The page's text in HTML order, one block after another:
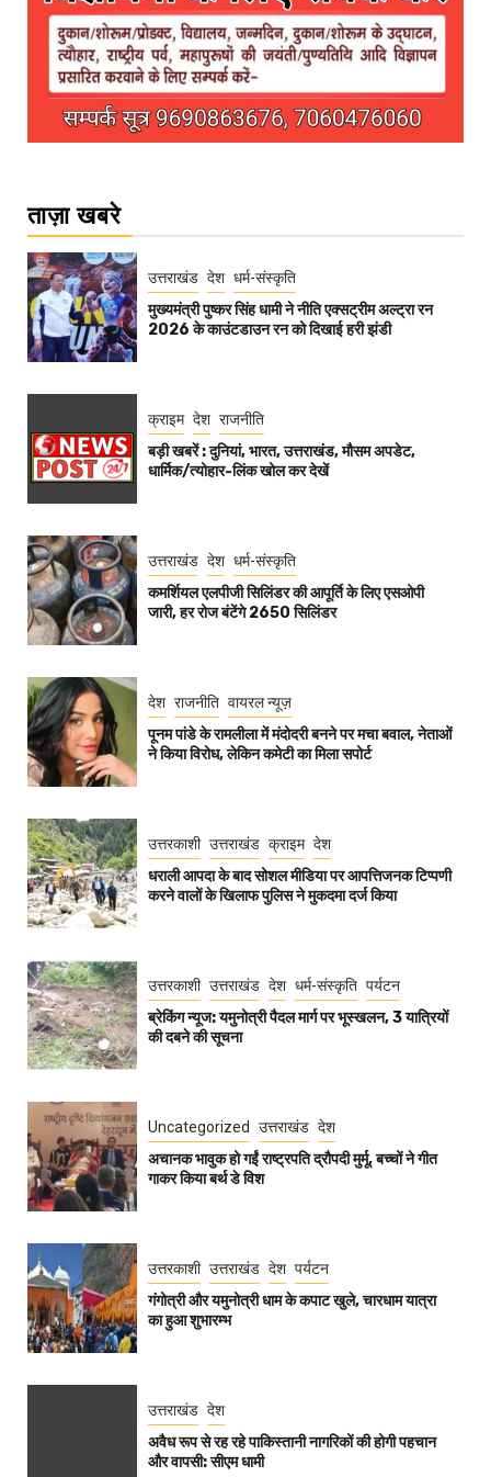
ताज़ा खबरे
उत्तराखंड देश धर्म-संस्कृति
मुख्यमंत्री पुष्कर सिंह धामी ने नीति एक्सट्रीम अल्ट्रा रन
2026 के काउंटडाउन रन को दिखाई हरी झंडी
क्राइम देश राजनीति
बड़ी खबरें : दुनियां, भारत, उत्तराखंड, मौसम अपडेट,
धार्मिक/त्योहार-लिंक खोल कर देखें
उत्तराखंड देश धर्म-संस्कृति
कमर्शियल एलपीजी सिलिंडर की आपूर्ति के लिए एसओपी
जारी, हर रोज बंटेंगे 2650 सिलिंडर
देश राजनीति वायरल न्यूज़
पूनम पांडे के रामलीला में मंदोदरी बनने पर मचा बवाल, नेताओं
ने किया विरोध, लेकिन कमेटी का मिला सपोर्ट
उत्तरकाशी उत्तराखंड क्राइम देश
धराली आपदा के बाद सोशल मीडिया पर आपत्तिजनक टिप्पणी
करने वालों के खिलाफ पुलिस ने मुकदमा दर्ज किया
उत्तरकाशी उत्तराखंड देश धर्म-संस्कृति पर्यटन
ब्रेकिंग न्यूज: यमुनोत्री पैदल मार्ग पर भूस्खलन, 3 यात्रियों
की दबने की सूचना
Uncategorized उत्तराखंड देश
अचानक भावुक हो गईं राष्ट्रपति द्रौपदी मुर्मू, बच्चों ने गीत
गाकर किया बर्थ डे विश
उत्तरकाशी उत्तराखंड देश पर्यटन
गंगोत्री और यमुनोत्री धाम के कपाट खुले, चारधाम यात्रा
का हुआ शुभारम्भ
उत्तराखंड देश
अवैध रूप से रह रहे पाकिस्तानी नागरिकों की होगी पहचान
और वापसी: सीएम धामी